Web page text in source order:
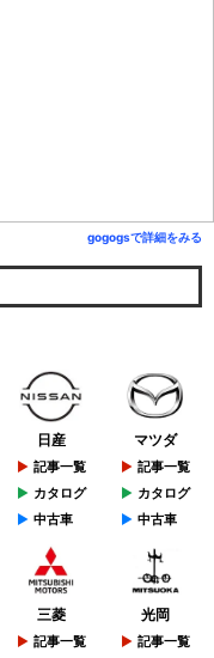
gogogsで詳細をみる
日産
記事一覧
カタログ
中古車
マツダ
記事一覧
カタログ
中古車
三菱
記事一覧
光岡
記事一覧